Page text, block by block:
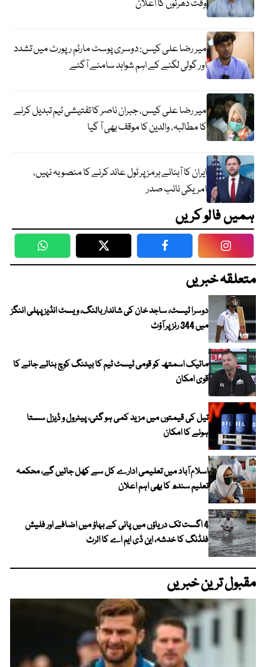
وقت دھرنوں کا اعلان
میر رضا علی کیس: دوسری پوسٹ مارٹم رپورٹ میں تشدد
اور گولی لگنے کے اہم شواہد سامنے آگئے
میر رضا علی کیس، جبران ناصر کا تفتیشی ٹیم تبدیل کرنے
کا مطالبہ، والدین کا موقف بھی آ گیا
ایران کا آبنائے ہرمز پر ٹول عائد کرنے کا منصوبہ نہیں،
امریکی نائب صدر
ہمیں فالو کریں
WhatsApp Twitter Facebook
متعلقہ خبریں
دوسرا ٹیسٹ، ساجد خان کی شاندار بالنگ، ویسٹ انڈیز پہلی اننگز
میں 344 رنز پر آؤٹ
مائیک اسمتھ کو قومی ٹیسٹ ٹیم کا بیٹنگ کوچ بنائے جانے کا
قوی امکان
تیل کی قیمتوں میں مزید کمی ہو گئی، پیٹرول و ڈیزل سستا
ہونے کا امکان
اسلام آباد میں تعلیمی ادارے کل سے کھل جائیں گے، محکمہ
تعلیم سندھ کا بھی اہم اعلان
4 اگست تک دریاؤں میں پانی کے بہاؤ میں اضافے اور فلیش
فلڈنگ کا خدشہ، این ڈی ایم اے کا الرٹ
مقبول ترین خبریں